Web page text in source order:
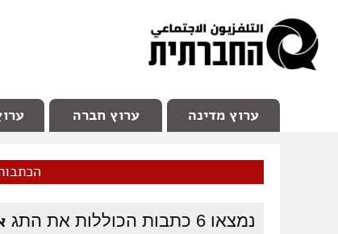
ערוץ מדינה ערוץ חברה
נמצאו 6 כתבות הכוללות את התג